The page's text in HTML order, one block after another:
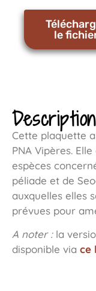
le
Description
Cette plaquette
PNA Vipères.
espèces
péliade et de
auxquelles elles
prévues pour
A noter :la
disponible via ce